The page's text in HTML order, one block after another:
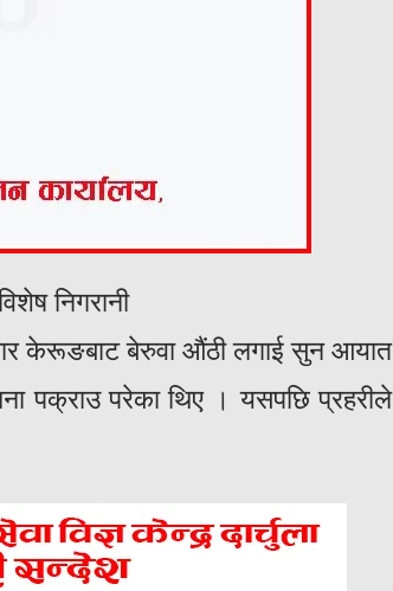
निगरानी
केरूङबाट बेरुवा औंठी लगाई सुन आयात
पक्राउ परेका थिए । यसपछि प्रहरीले